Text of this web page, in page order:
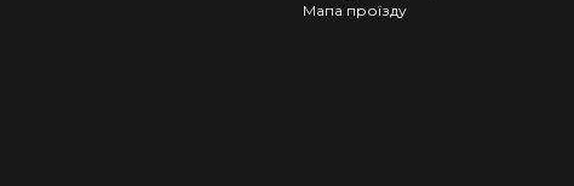
Мапа проїзду